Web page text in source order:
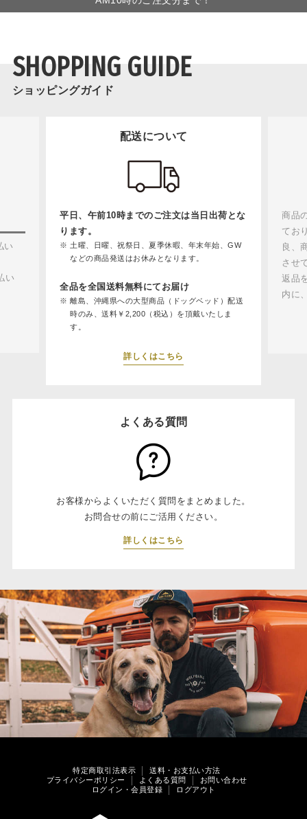
SHOPPING GUIDE
ショッピングガイド
い
い
配送について
平日、午前10時までのご注文は当日出荷とな
ります。
土曜、日曜、祝祭日、夏季休暇、年末年始、GW
などの商品発送はお休みとなります。
全品を全国送料無料にてお届け
離島、沖縄県への大型商品（ドッグベッド）配送
時のみ、送料￥2,200（税込）を頂戴いたしま
す。
詳しくはこちら
商品
てお
良、
させ
返品
内に
よくある質問
お客様からよくいただく質問をまとめました。
お問合せの前にご活用ください。
詳しくはこちら
特定商取引法表示
送料・お支払い方法
プライバシーポリシー
よくある質問
お問い合わせ
ログイン・会員登録
ログアウト